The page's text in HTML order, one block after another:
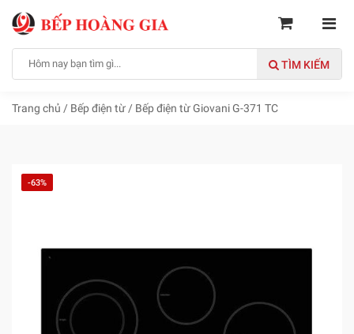
TÌM KIẾM
Trang chủ / Bếp điện từ / Bếp điện từ Giovani G-371 TC
-63%